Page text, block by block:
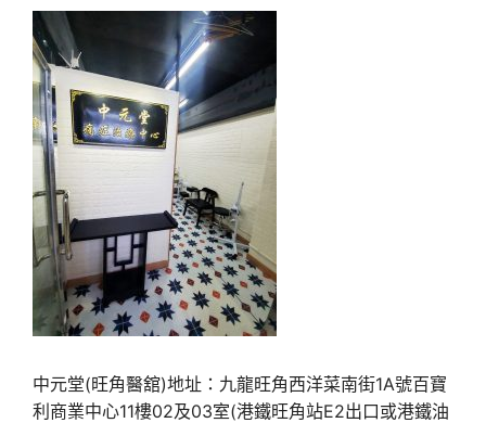
中元堂(旺角醫舘)地址：九龍旺角西洋菜南街1A號百寶
利商業中心11樓02及03室(港鐵旺角站E2出口或港鐵油